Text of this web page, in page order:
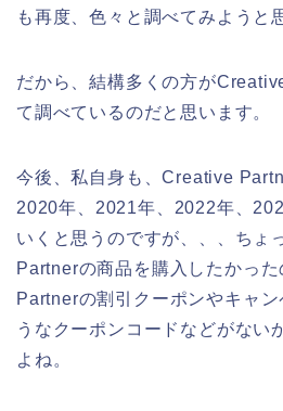
も再度、色々と調べてみようと
だから、結構多くの方が
て調べているのだと思います。
今後、私自身も、Creative
2020年、2021年、2022年、
いくと思うのですが、、、ちょ
Partnerの商品を購入したかっ
Partnerの割引クーポンやキャ
うなクーポンコードなどがない
よね。